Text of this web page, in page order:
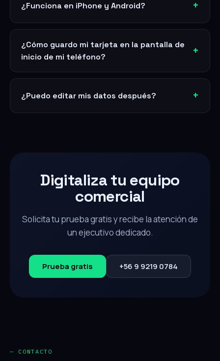
¿Funciona en iPhone y Android?
¿Cómo guardo mi tarjeta en la pantalla de
inicio de mi teléfono?
¿Puedo editar mis datos después?
Digitaliza tu equipo
comercial
Solicita tu prueba gratis y recibe la atención de
un ejecutivo dedicado.
Prueba gratis +56 9 9219 0784
— CONTACTO